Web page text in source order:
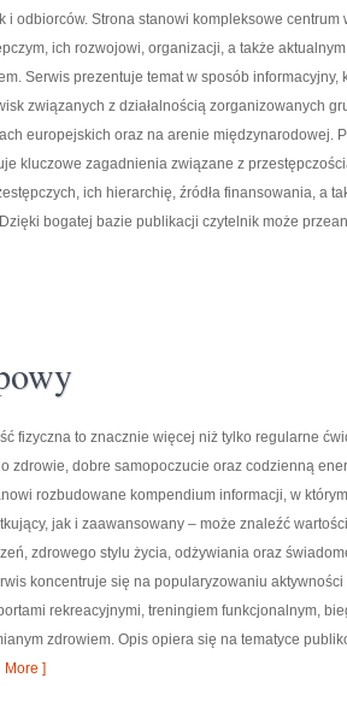
i odbiorców. Strona stanowi kompleksowe centrum
ich rozwojowi, organizacji, a także
Serwis prezentuje temat w sposób informacyjny,
związanych z działalnością zorganizowanych
europejskich oraz na arenie międzynarodowej.
kluczowe zagadnienia związane z
ich hierarchię, źródła finansowania, a
bogatej bazie publikacji czytelnik może
fizyczna to znacznie więcej niż tylko regularne
zdrowie, dobre samopoczucie oraz codzienną
rozbudowane kompendium informacji, w
jak i zaawansowany – może znaleźć
zdrowego stylu życia, odżywiania oraz
koncentruje się na popularyzowaniu
rekreacyjnymi, treningiem funkcjonalnym,
zdrowiem. Opis opiera się na tematyce
More ]